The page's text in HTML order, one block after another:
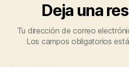
Deja una
Tu dirección de correo
Los campos obligatorios